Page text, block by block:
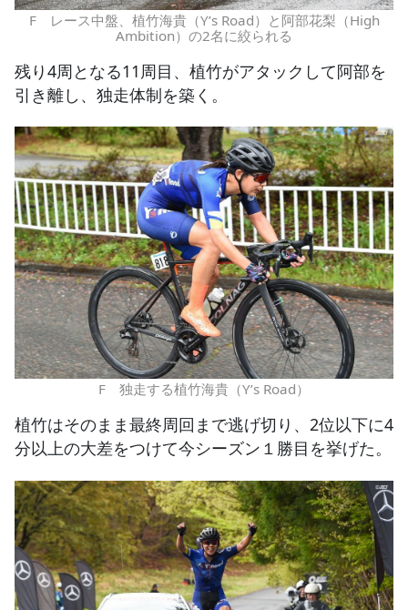
F レース中盤、植竹海貴（Y’s Road）と阿部花梨（High
Ambition）の2名に絞られる
残り4周となる11周目、植竹がアタックして阿部を
引き離し、独走体制を築く。
F 独走する植竹海貴（Y’s Road）
植竹はそのまま最終周回まで逃げ切り、2位以下に4
分以上の大差をつけて今シーズン１勝目を挙げた。